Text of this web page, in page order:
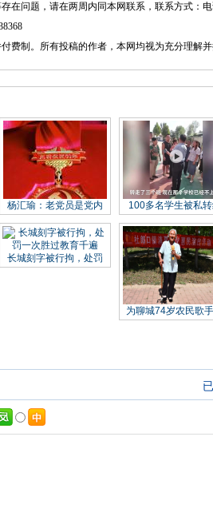
问题，请在两周内同本网联系，联系方式：电
制。所有投稿的作者，本网均视为充分理解并
杨汇瑜：老党员是党内 100多名学生被私
长城刻字被行拘，处罚
为聊城74岁农民歌